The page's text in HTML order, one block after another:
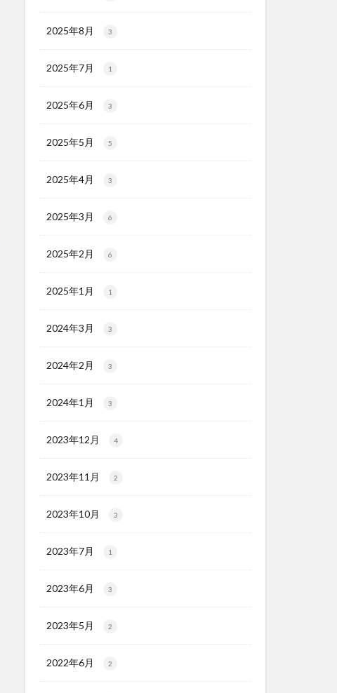
2025年8月 3
2025年7月 1
2025年6月 3
2025年5月 5
2025年4月 3
2025年3月 6
2025年2月 6
2025年1月 1
2024年3月 3
2024年2月 3
2024年1月 3
2023年12月 4
2023年11月 2
2023年10月 3
2023年7月 1
2023年6月 3
2023年5月 2
2022年6月 2